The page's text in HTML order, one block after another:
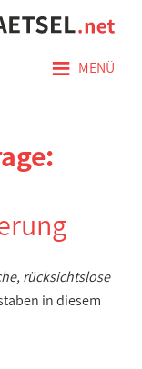
≡ MENÜ
rücksichtslose
in diesem